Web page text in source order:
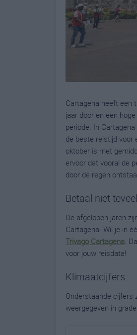
Cartagena heeft een
jaar door en een
periode. In
de beste reistijd voor
oktober is met
ervoor dat vooral de
door de regen
Betaal niet
De afgelopen jaren
Cartagena. Wil je in
Trivago Cartagena.
voor jouw reisdata!
Klimaatcijfers
Onderstaande cijfers
weergegeven in